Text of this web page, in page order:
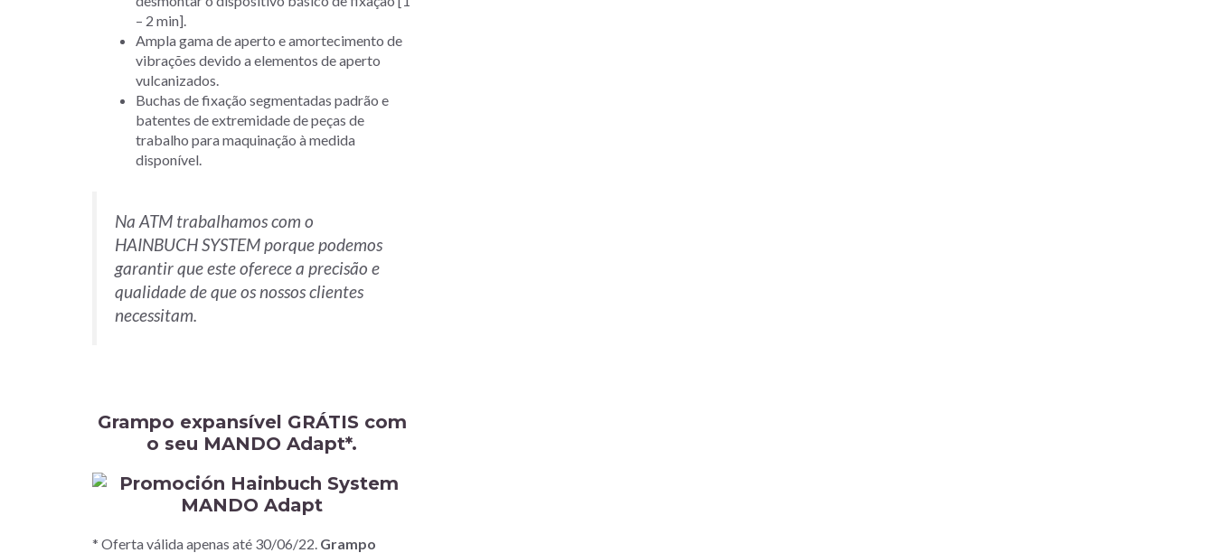
– 2 min].
Ampla gama de aperto e amortecimento de
vibrações devido a elementos de aperto
vulcanizados.
Buchas de fixação segmentadas padrão e
batentes de extremidade de peças de
trabalho para maquinação à medida
disponível.
Na ATM trabalhamos com o
HAINBUCH SYSTEM porque podemos
garantir que este oferece a precisão e
qualidade de que os nossos clientes
necessitam.
Grampo expansível GRÁTIS com
o seu MANDO Adapt*.
* Oferta válida apenas até 30/06/22. Grampo